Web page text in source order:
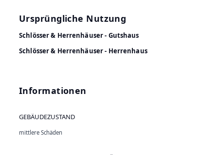
Ursprüngliche Nutzung
Schlösser & Herrenhäuser - Gutshaus
Schlösser & Herrenhäuser - Herrenhaus
Informationen
GEBÄUDEZUSTAND
mittlere Schäden